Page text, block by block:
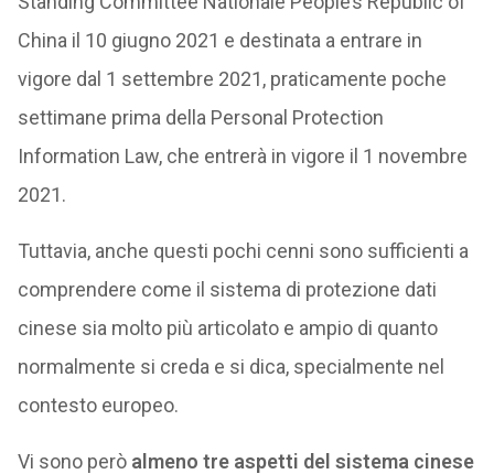
China il 10 giugno 2021 e destinata a entrare in
vigore dal 1 settembre 2021, praticamente poche
settimane prima della Personal Protection
Information Law, che entrerà in vigore il 1 novembre
2021.
Tuttavia, anche questi pochi cenni sono sufficienti a
comprendere come il sistema di protezione dati
cinese sia molto più articolato e ampio di quanto
normalmente si creda e si dica, specialmente nel
contesto europeo.
Vi sono però almeno tre aspetti del sistema cinese